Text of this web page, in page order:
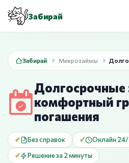
Забирай
Забирай Микрозаймы
комфортный
погашения
Без справок
Онлайн
Решение за 2 минуты